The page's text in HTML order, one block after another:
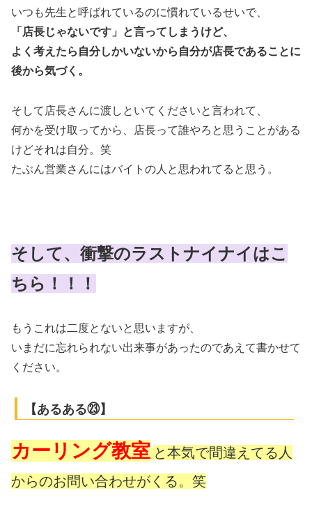
いつも先生と呼ばれているのに慣れているせいで、
「店長じゃないです」と言ってしまうけど、
よく考えたら自分しかいないから自分が店長であることに
後から気づく。
そして店長さんに渡しといてくださいと言われて、
何かを受け取ってから、店長って誰やろと思うことがある
けどそれは自分。笑
たぶん営業さんにはバイトの人と思われてると思う。
そして、衝撃のラストナイナイはこ
ちら！！！
もうこれは二度とないと思いますが、
いまだに忘れられない出来事があったのであえて書かせて
ください。
【あるある㉓】
カーリング教室 と本気で間違えてる人
からのお問い合わせがくる。笑